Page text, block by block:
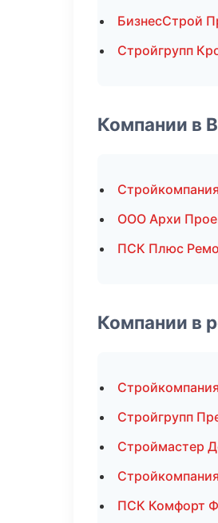
БизнесСтрой
Стройгрупп
Компании в
ООО Архи
ПСК Плюс
Компании в
Стройгрупп
Строймастер
ПСК Комфорт